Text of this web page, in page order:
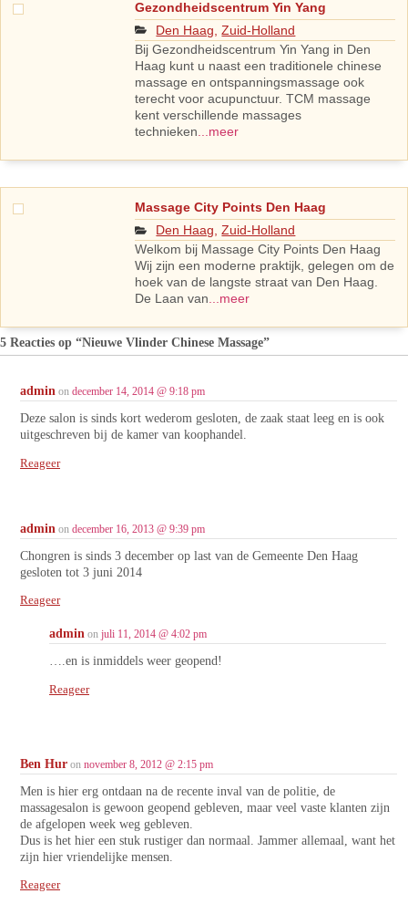
Gezondheidscentrum Yin Yang
Den Haag ,Zuid-Holland
Bij Gezondheidscentrum Yin Yang in Den
Haag kunt u naast een traditionele chinese
massage en ontspanningsmassage ook
terecht voor acupunctuur. TCM massage
kent verschillende massages
technieken ...meer
Massage City Points Den Haag
Den Haag ,Zuid-Holland
Welkom bij Massage City Points Den Haag
Wij zijn een moderne praktijk, gelegen om de
hoek van de langste straat van Den Haag.
De Laan van ...meer
5 Reacties op “Nieuwe Vlinder Chinese Massage”
admin on december 14, 2014 @ 9:18 pm
Deze salon is sinds kort wederom gesloten, de zaak staat leeg en is ook
uitgeschreven bij de kamer van koophandel.
Reageer
admin on december 16, 2013 @ 9:39 pm
Chongren is sinds 3 december op last van de Gemeente Den Haag
gesloten tot 3 juni 2014
Reageer
admin on juli 11, 2014 @ 4:02 pm
….en is inmiddels weer geopend!
Reageer
Ben Hur on november 8, 2012 @ 2:15 pm
Men is hier erg ontdaan na de recente inval van de politie, de
massagesalon is gewoon geopend gebleven, maar veel vaste klanten zijn
de afgelopen week weg gebleven.
Dus is het hier een stuk rustiger dan normaal. Jammer allemaal, want het
zijn hier vriendelijke mensen.
Reageer